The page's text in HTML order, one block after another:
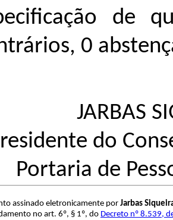
de
0
JARBAS
do
Portaria de
assinado eletronicamente por Jarbas
no art. 6º, § 1º, do Decreto nº 8.539,